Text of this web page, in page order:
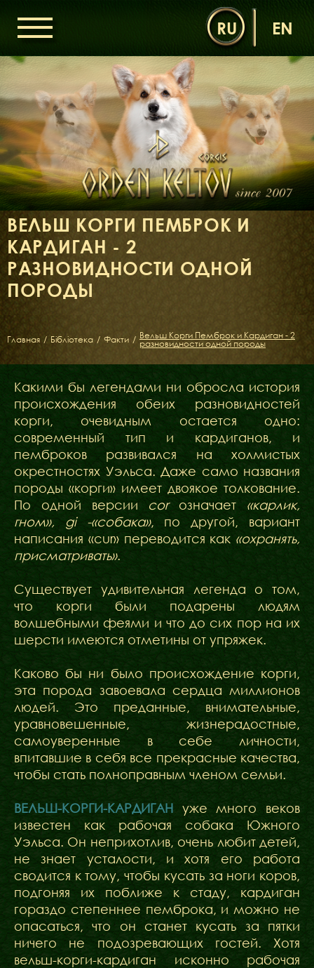
ВЕЛЬШ КОРГИ ПЕМБРОК И
КАРДИГАН - 2
РАЗНОВИДНОСТИ ОДНОЙ
ПОРОДЫ
Главная / Бібліотека / Факти / Вельш Корги Пемброк и Кардиган - 2
разновидности одной породы
Какими бы легендами ни обросла история
происхождения обеих разновидностей
корги, очевидным остается одно:
современный тип и кардиганов, и
пемброков развивался на холмистых
окрестностях Уэльса. Даже само названия
породы «корги» имеет двоякое толкование.
По одной версии corозначает «карлик,
гном», gi -«собака», по другой, вариант
написания «сur» переводится как «охранять,
присматривать».
Существует удивительная легенда о том,
что корги были подарены людям
волшебными феями и что до сих пор на их
шерсти имеются отметины от упряжек.
Каково бы ни было происхождение корги,
эта порода завоевала сердца миллионов
людей. Это преданные, внимательные,
уравновешенные, жизнерадостные,
самоуверенные в себе личности,
впитавшие в себя все прекрасные качества,
чтобы стать полноправным членом семьи.
ВЕЛЬШ-КОРГИ-КАРДИГАН уже много веков
известен как рабочая собака Южного
Уэльса. Он неприхотлив, очень любит детей,
не знает усталости, и хотя его работа
сводится к тому, чтобы кусать за ноги коров,
подгоняя их поближе к стаду, кардиган
гораздо степеннее пемброка, и можно не
опасаться, что он станет кусать за пятки
ничего не подозревающих гостей. Хотя
вельш-корги-кардиган исконно рабочая
RU EN
ОРДЕН КЕЛЬТІВ
НОВИНИ
ДИТЯЧА КІМНАТА
КОНТАКТИ
НАШІ КОРГІ
ДАМИ ОРДЕНУ
КАВАЛЕРИ ОРДЕНУ
ЩЕНЯТА
ДИТЯЧА КІМНАТА
БІБЛІОТЕКА
МІФИ
ФАКТИ
БЛОГ